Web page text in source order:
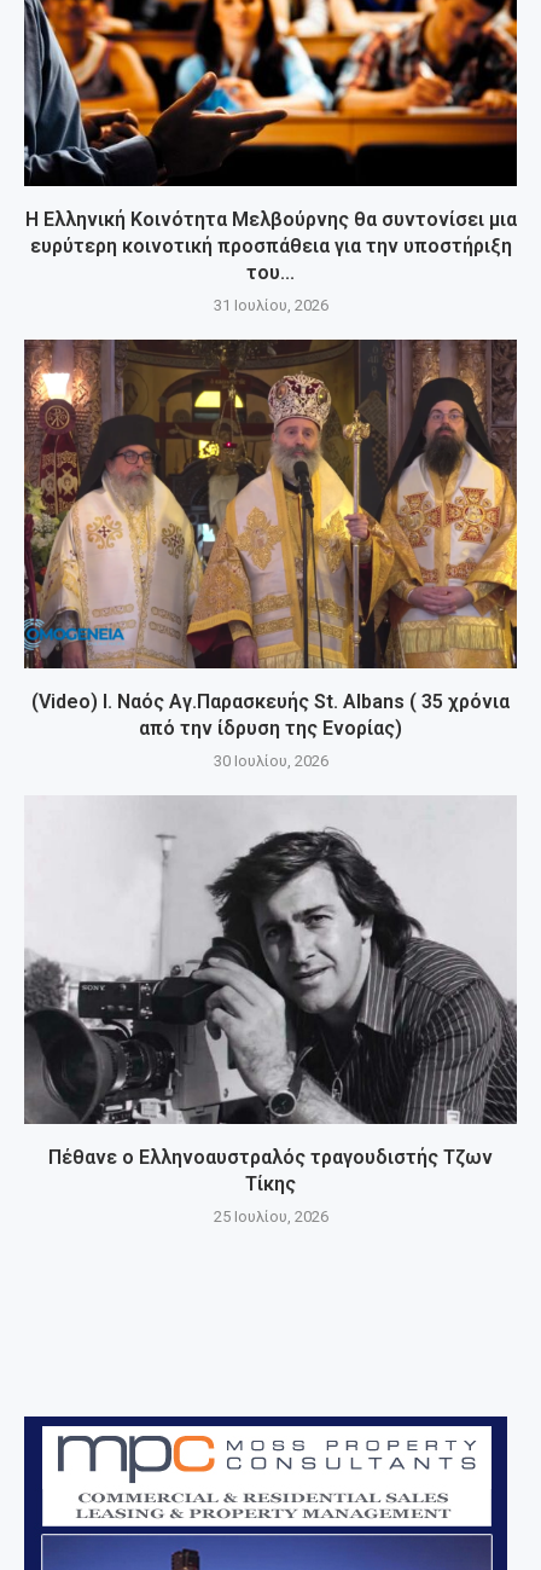
Η Ελληνική Κοινότητα Μελβούρνης θα συντονίσει μια
ευρύτερη κοινοτική προσπάθεια για την υποστήριξη
του...
31 Ιουλίου, 2026
(Video) Ι. Ναός Αγ.Παρασκευής St. Albans ( 35 χρόνια
από την ίδρυση της Ενορίας)
30 Ιουλίου, 2026
Πέθανε ο Ελληνοαυστραλός τραγουδιστής Τζων
Τίκης
25 Ιουλίου, 2026